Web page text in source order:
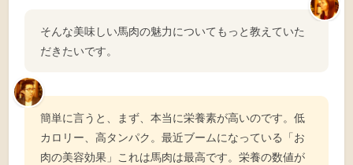
そんな美味しい馬肉の魅力についてもっと教えていた
だきたいです。
簡単に言うと、まず、本当に栄養素が高いのです。低
カロリー、高タンパク。最近ブームになっている「お
肉の美容効果」これは馬肉は最高です。栄養の数値が